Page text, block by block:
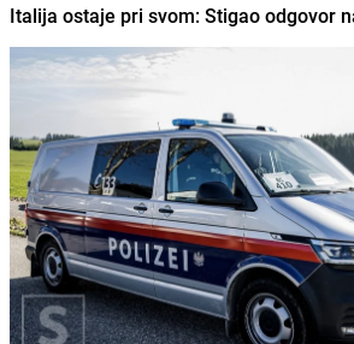
Italija ostaje pri svom: Stigao odgovor